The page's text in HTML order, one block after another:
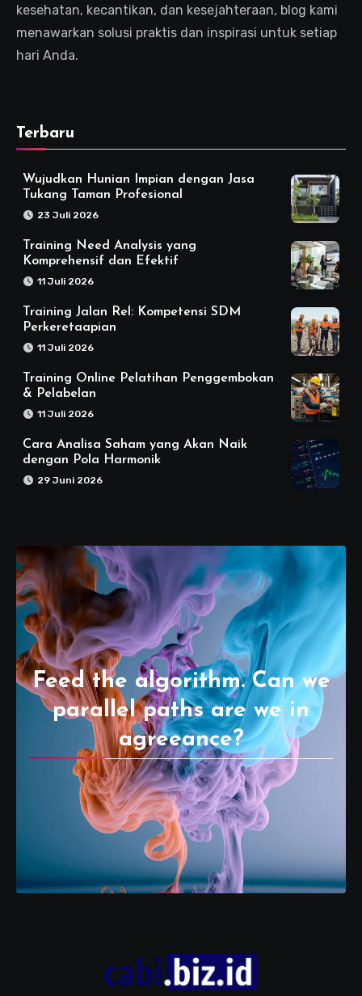
kesehatan, kecantikan, dan kesejahteraan, blog kami
menawarkan solusi praktis dan inspirasi untuk setiap
hari Anda.
Terbaru
Wujudkan Hunian Impian dengan Jasa
Tukang Taman Profesional
23 Juli 2026
Training Need Analysis yang
Komprehensif dan Efektif
11 Juli 2026
Training Jalan Rel: Kompetensi SDM
Perkeretaapian
11 Juli 2026
Training Online Pelatihan Penggembokan
& Pelabelan
11 Juli 2026
Cara Analisa Saham yang Akan Naik
dengan Pola Harmonik
29 Juni 2026
Feed the algorithm. Can we
parallel paths are we in
agreeance?